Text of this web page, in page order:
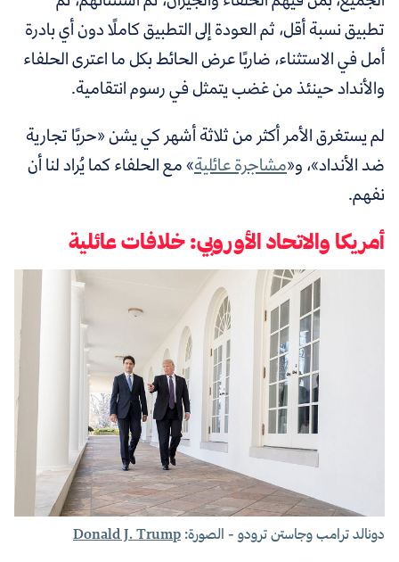
تطبيق نسبة أقل، ثم العودة إلى التطبيق كاملًا دون أي بادرة
أمل في الاستثناء، ضاربًا عرض الحائط بكل ما اعترى الحلفاء
والأنداد حينئذ من غضب يتمثل في رسوم انتقامية.
لم يستغرق الأمر أكثر من ثلاثة أشهر كي يشن «حربًا تجارية
ضد الأنداد»، و«مشاجرة عائلية» مع الحلفاء كما يُراد لنا أن
نفهم.
أمريكا والاتحاد الأوروبي: خلافات عائلية
دونالد ترامب وجاستن ترودو - الصورة:Donald J. Trump